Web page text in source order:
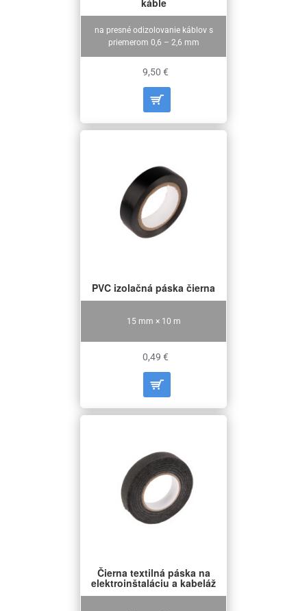
na presné odizolovanie káblov s
priemerom 0,6 – 2,6 mm
káble
9,50 €
15 mm × 10 m
PVC izolačná páska čierna
0,49 €
Čierna textilná páska na
elektroinštaláciu a kabeláž